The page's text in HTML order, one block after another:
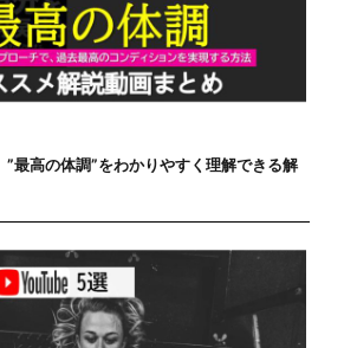
”最高の体調”をわかりやすく理解できる解